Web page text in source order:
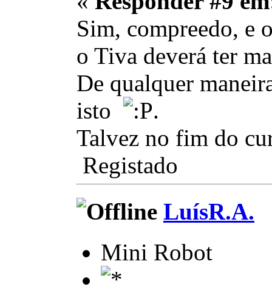
Sim, compreedo, e
o Tiva deverá ter
De qualquer
isto
.
Talvez no fim do
Registado
LuísR.A.
Mini Robot